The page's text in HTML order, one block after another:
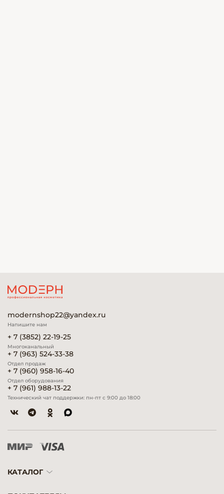
modernshop22@yandex.ru
Напишите нам
+ 7 (3852) 22-19-25
Многоканальный
+ 7 (963) 524-33-38
Отдел продаж
+ 7 (960) 958-16-40
Отдел оборудования
+ 7 (961) 988-13-22
Технический чат поддержки: пн-пт с 9:00 до 18:00
КАТАЛОГ